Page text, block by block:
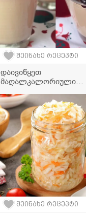
შეინახე რეცეპტი
დაივიწყეთ
მაღალკალორიული
იოგურტის პანაკოტა,
რომელიც პირში დნება
შეინახე რეცეპტი